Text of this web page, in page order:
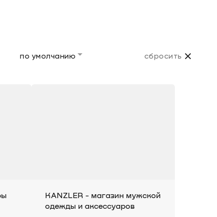
по умолчанию сбросить
KANZLER - магазин мужской
одежды и аксессуаров